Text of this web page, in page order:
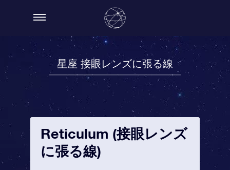
星座 接眼レンズに張る線
Reticulum (接眼レンズ
に張る線)